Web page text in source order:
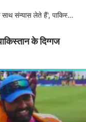
'इस तरह आप गौरव के साथ संन्यास लेते हैं', पाकिस्तान के दिग्गज खिलाड़ी हुए कोहली-रोहित के मुरीद
के दिग्गज